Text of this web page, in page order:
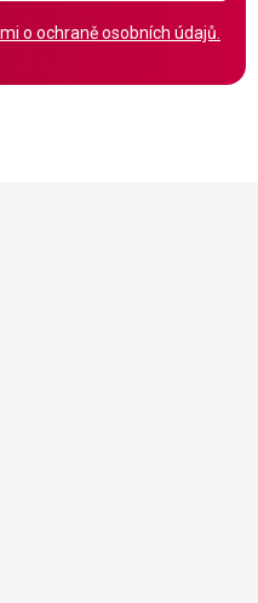
o ochraně osobních údajů.